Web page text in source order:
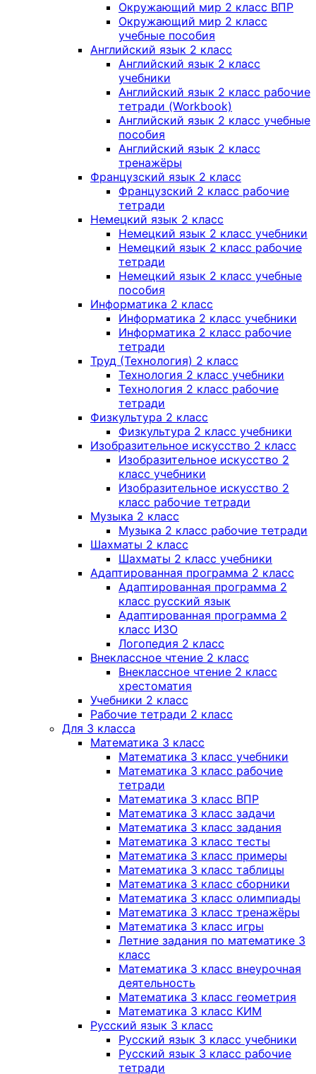
Окружающий мир 2 класс ВПР
Окружающий мир 2 класс
учебные пособия
Английский язык 2 класс
Английский язык 2 класс
учебники
Английский язык 2 класс рабочие
тетради (Workbook)
Английский язык 2 класс учебные
пособия
Английский язык 2 класс
тренажёры
Французский язык 2 класс
Французский 2 класс рабочие
тетради
Немецкий язык 2 класс
Немецкий язык 2 класс учебники
Немецкий язык 2 класс рабочие
тетради
Немецкий язык 2 класс учебные
пособия
Информатика 2 класс
Информатика 2 класс учебники
Информатика 2 класс рабочие
тетради
Труд (Технология) 2 класс
Технология 2 класс учебники
Технология 2 класс рабочие
тетради
Физкультура 2 класс
Физкультура 2 класс учебники
Изобразительное искусство 2 класс
Изобразительное искусство 2
класс учебники
Изобразительное искусство 2
класс рабочие тетради
Музыка 2 класс
Музыка 2 класс рабочие тетради
Шахматы 2 класс
Шахматы 2 класс учебники
Адаптированная программа 2 класс
Адаптированная программа 2
класс русский язык
Адаптированная программа 2
класс ИЗО
Логопедия 2 класс
Внеклассное чтение 2 класс
Внеклассное чтение 2 класс
хрестоматия
Учебники 2 класс
Рабочие тетради 2 класс
Для 3 класса
Математика 3 класс
Математика 3 класс учебники
Математика 3 класс рабочие
тетради
Математика 3 класс ВПР
Математика 3 класс задачи
Математика 3 класс задания
Математика 3 класс тесты
Математика 3 класс примеры
Математика 3 класс таблицы
Математика 3 класс сборники
Математика 3 класс олимпиады
Математика 3 класс тренажёры
Математика 3 класс игры
Летние задания по математике 3
класс
Математика 3 класс внеурочная
деятельность
Математика 3 класс геометрия
Математика 3 класс КИМ
Русский язык 3 класс
Русский язык 3 класс учебники
Русский язык 3 класс рабочие
тетради